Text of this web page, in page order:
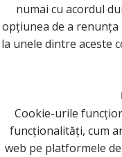
numai cu acordul
opțiunea de a
la unele dintre aceste
Cookie-urile
funcționalități, cum
web pe platformele